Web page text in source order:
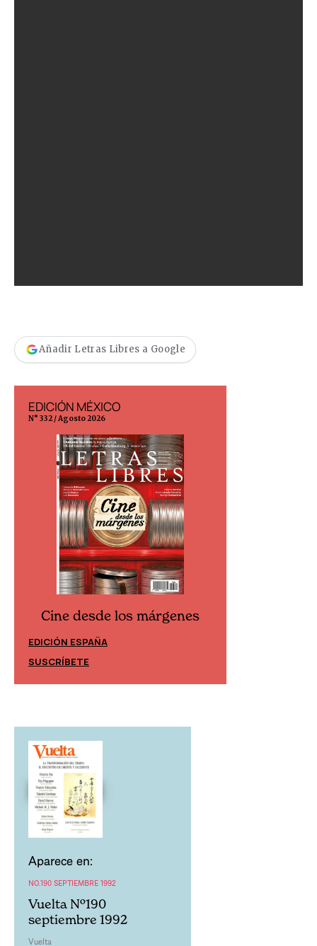
Añadir Letras Libres a Google
EDICIÓN MÉXICO
N° 332 / Agosto 2026
Cine desde los márgenes
EDICIÓN ESPAÑA
SUSCRÍBETE
Aparece en:
NO.190 SEPTIEMBRE 1992
Vuelta Nº190
septiembre 1992
Vuelta